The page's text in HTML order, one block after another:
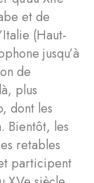
et de
(Haut-
jusqu’à
de
plus
dont les
Bientôt, les
retables
participent